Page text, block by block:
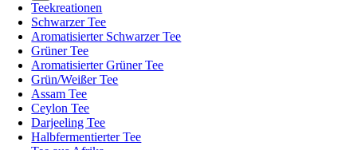
Teekreationen
Schwarzer Tee
Aromatisierter Schwarzer Tee
Grüner Tee
Aromatisierter Grüner Tee
Grün/Weißer Tee
Assam Tee
Ceylon Tee
Darjeeling Tee
Halbfermentierter Tee